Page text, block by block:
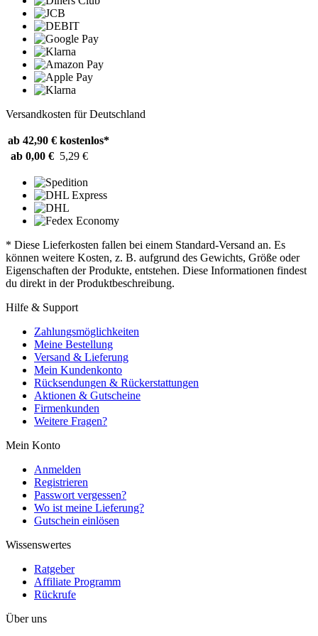
Versandkosten für Deutschland
ab 42,90 € kostenlos*
ab 0,00 € 5,29 €
* Diese Lieferkosten fallen bei einem Standard-Versand an. Es
können weitere Kosten, z. B. aufgrund des Gewichts, Größe oder
Eigenschaften der Produkte, entstehen. Diese Informationen findest
du direkt in der Produktbeschreibung.
Hilfe & Support
Zahlungsmöglichkeiten
Meine Bestellung
Versand & Lieferung
Mein Kundenkonto
Rücksendungen & Rückerstattungen
Aktionen & Gutscheine
Firmenkunden
Weitere Fragen?
Mein Konto
Anmelden
Registrieren
Passwort vergessen?
Wo ist meine Lieferung?
Gutschein einlösen
Wissenswertes
Ratgeber
Affiliate Programm
Rückrufe
Über uns